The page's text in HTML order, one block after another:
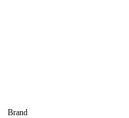
Brand